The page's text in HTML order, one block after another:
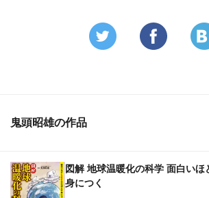
鬼頭昭雄の作品
図解 地球温暖化の科学 面白い
身につく